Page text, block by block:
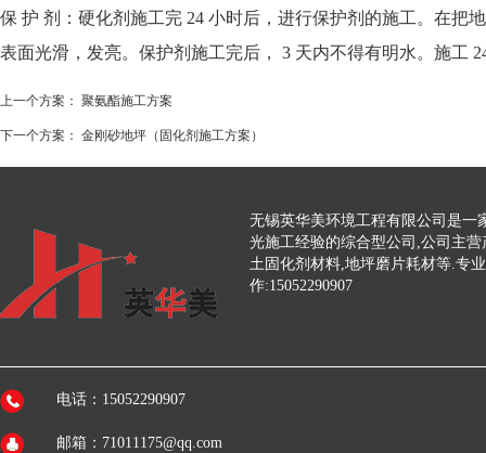
保 护 剂：硬化剂施工完 24 小时后，进行保护剂的施工。在把
表面光滑，发亮。保护剂施工完后， 3 天内不得有明水。施工
上一个方案： 聚氨酯施工方案
下一个方案： 金刚砂地坪（固化剂施工方案）
无锡英华美环境工程有限公司是一
光施工经验的综合型公司,公司主
土固化剂材料,地坪磨片耗材等.专
作:15052290907
电话：15052290907
邮箱：71011175@qq.com